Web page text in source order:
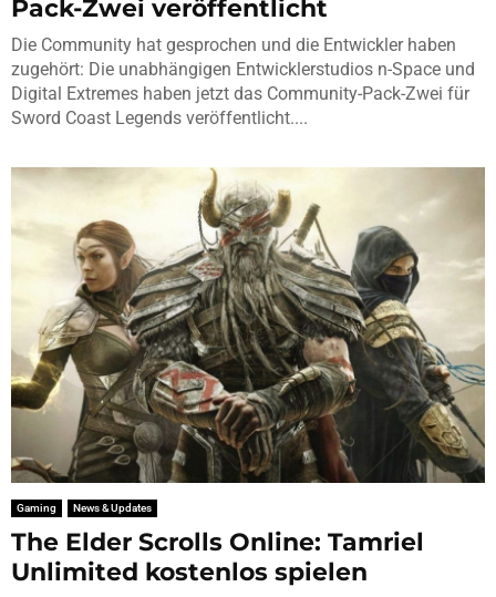
Pack-Zwei veröffentlicht
Die Community hat gesprochen und die Entwickler haben
zugehört: Die unabhängigen Entwicklerstudios n-Space und
Digital Extremes haben jetzt das Community-Pack-Zwei für
Sword Coast Legends veröffentlicht....
Gaming News & Updates
The Elder Scrolls Online: Tamriel
Unlimited kostenlos spielen